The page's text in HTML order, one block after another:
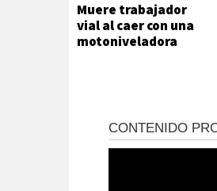
Muere trabajador
vial al caer con una
motoniveladora